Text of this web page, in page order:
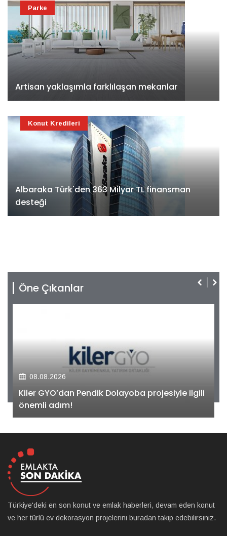
Artisan yaklaşımla farklılaşan mekanlar
Parke
Albaraka Türk'den 363 Milyar TL finansman
desteği
Konut Kredileri
Öne Çıkanlar
08.08.2026
Kiler GYO’dan Pendik Dolayoba projesiyle ilgili
önemli adım!
Türkiye'deki en son konut ve emlak haberleri, devam eden konut
ve her türlü ev dekorasyon projelerini buradan takip edebilirsiniz.